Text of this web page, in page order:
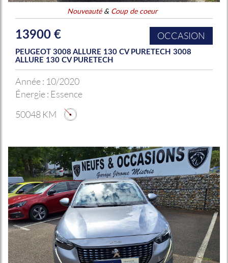
Nouveauté& Coup de coeur
13900 € OCCASION
PEUGEOT 3008 ALLURE 130 CV PURETECH 3008
ALLURE 130 CV PURETECH
Année : 10/2020
Énergie : Essence
50048 KM